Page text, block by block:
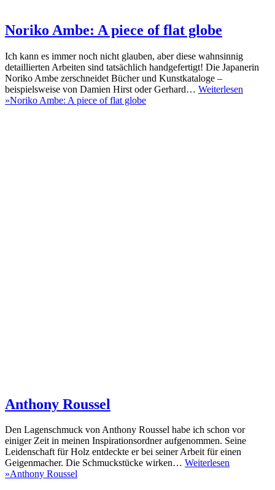
Noriko Ambe: A piece of flat globe
Ich kann es immer noch nicht glauben, aber diese wahnsinnig
detaillierten Arbeiten sind tatsächlich handgefertigt! Die Japanerin
Noriko Ambe zerschneidet Bücher und Kunstkataloge –
beispielsweise von Damien Hirst oder Gerhard… Weiterlesen
»Noriko Ambe: A piece of flat globe
Anthony Roussel
Den Lagenschmuck von Anthony Roussel habe ich schon vor
einiger Zeit in meinen Inspirationsordner aufgenommen. Seine
Leidenschaft für Holz entdeckte er bei seiner Arbeit für einen
Geigenmacher. Die Schmuckstücke wirken… Weiterlesen
»Anthony Roussel